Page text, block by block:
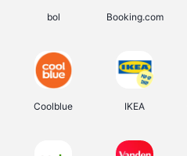
bol Booking.com
Coolblue IKEA